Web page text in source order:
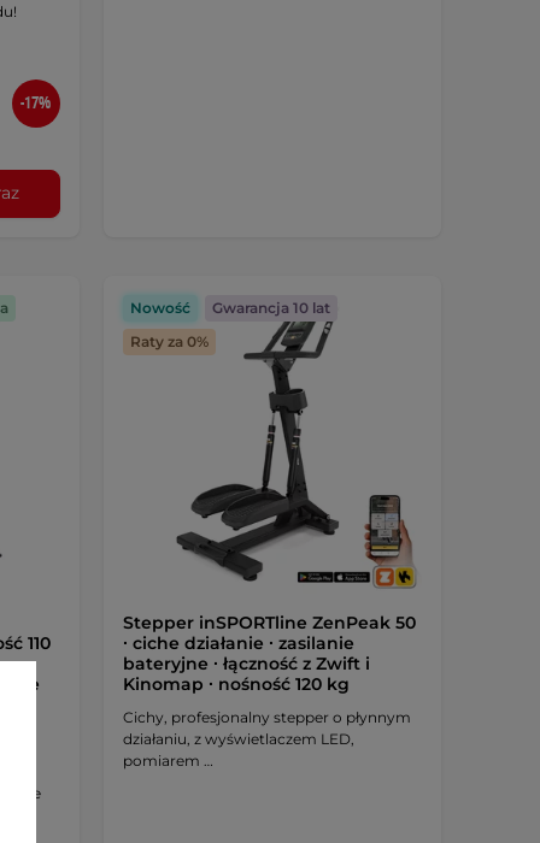
-17%
110
Nowość
Gwarancja 10 lat
Raty za 0%
Stepper inSPORTline ZenPeak 50
∙ ciche działanie ∙ zasilanie
bateryjne ∙ łączność z Zwift i
Kinomap ∙ nośność 120 kg
Cichy, profesjonalny stepper o płynnym
działaniu, z wyświetlaczem LED,
pomiarem …